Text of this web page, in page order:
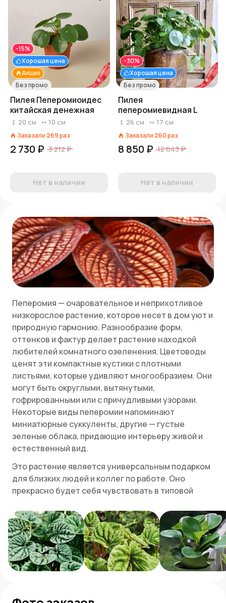
Акция
Хорошая цена
-15%
Без промо
Пилея Пеперомиоидес
китайская денежная
20 см 10 см
Заказали 269раз
2 730 ₽ 3 212 ₽
Нет в наличии
Хорошая цена
-30%
Без промо
Пилея
пеперомиевидная L
26 см 17 см
Заказали 260раз
8 850 ₽ 12 643 ₽
Нет в наличии
Пеперомия — очаровательное и неприхотливое
низкорослое растение, которое несет в дом уют и
природную гармонию. Разнообразие форм,
оттенков и фактур делает растение находкой
любителей комнатного озеленения. Цветоводы
ценят эти компактные кустики с плотными
листьями, которые удивляют многообразием. Они
могут быть округлыми, вытянутыми,
гофрированными или с причудливыми узорами.
Некоторые виды пеперомии напоминают
миниатюрные суккуленты, другие — густые
зеленые облака, придающие интерьеру живой и
естественный вид.
Это растение является универсальным подарком
для близких людей и коллег по работе. Оно
прекрасно будет себя чувствовать в типовой
времени на уход. При желании вы можете собрать
всю коллекцию сортов пеперомии, и она будет
радовать вас разнообразием.
Как пеперомия завоевала
популярность